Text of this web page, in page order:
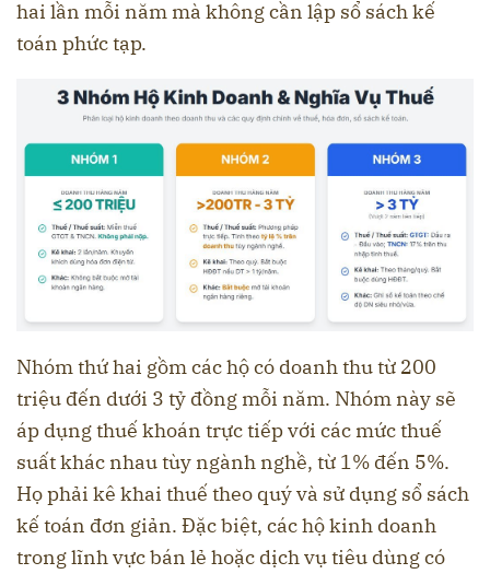
hai lần mỗi năm mà không cần lập sổ sách kế
toán phức tạp.
Nhóm thứ hai gồm các hộ có doanh thu từ 200
triệu đến dưới 3 tỷ đồng mỗi năm. Nhóm này sẽ
áp dụng thuế khoán trực tiếp với các mức thuế
suất khác nhau tùy ngành nghề, từ 1% đến 5%.
Họ phải kê khai thuế theo quý và sử dụng sổ sách
kế toán đơn giản. Đặc biệt, các hộ kinh doanh
trong lĩnh vực bán lẻ hoặc dịch vụ tiêu dùng có